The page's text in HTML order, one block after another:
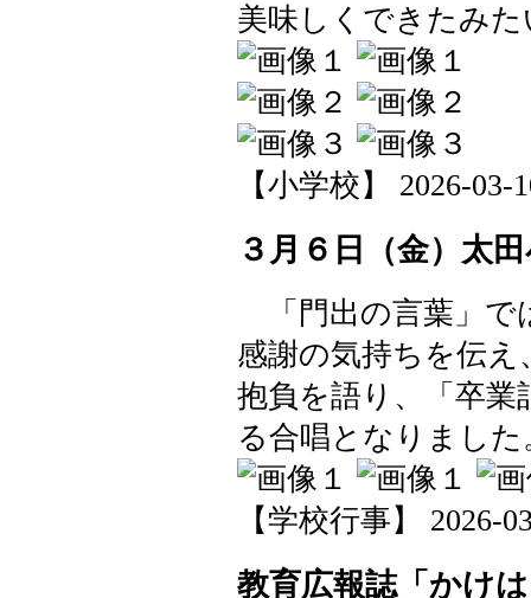
美味しくできたみ
【小学校】 2026-03-
３月６日（金）太
「門出の言葉」で
感謝の気持ちを伝
抱負を語り、「卒
る合唱となりました
【学校行事】 2026-
教育広報誌「かけ